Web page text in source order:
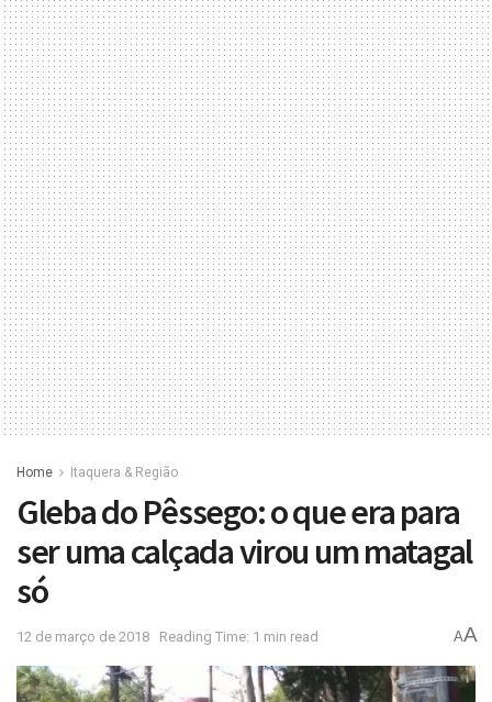
Home Itaquera & Região
Gleba do Pêssego: o que era para
ser uma calçada virou um matagal
só
12 de março de 2018 Reading Time: 1 min read AA